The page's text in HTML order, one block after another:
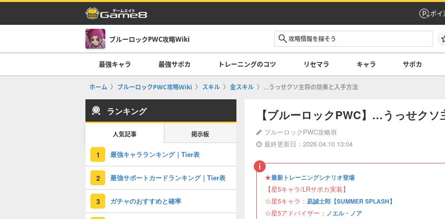
ポイ
ブルーロックPWC攻略Wiki
最強キャラ 最強サポカ トレーニングのコツ リセマラ キャラ サポカ
ホーム ブルーロックPWC攻略Wiki スキル 金スキル …うっせクソ主将の効果と入手方法
【ブルーロックPWC】…うっせクソ
ブルーロックPWC攻略班
最終更新日：2026.04.10 13:04
★最新トレーニングシナリオ登場
【星5キャラ/LRサポカ実装】
☆星5キャラ： 凪誠士郎【SUMMER SPLASH】
☆星5アドバイザー： ノエル・ノア
ランキング
人気記事 掲示板
1 最強キャラランキング｜Tier表
2 最強サポートカードランキング｜Tier表
3 ガチャのおすすめと確率